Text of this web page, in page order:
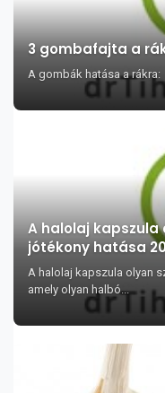
3 gombafajta a
A gombák hatása a rákra:
A halolaj
jótékony hatása
A halolaj kapszula olyan
amely olyan halbó...